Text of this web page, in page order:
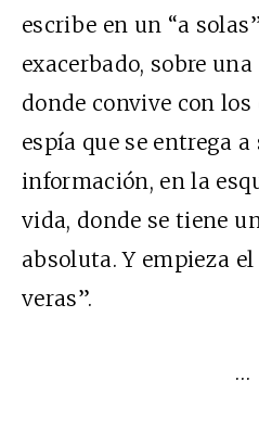
escribe en un “a
exacerbado, sobre
donde convive con los
espía que se entrega
información, en la
vida, donde se tiene
absoluta. Y empieza
veras”.
…